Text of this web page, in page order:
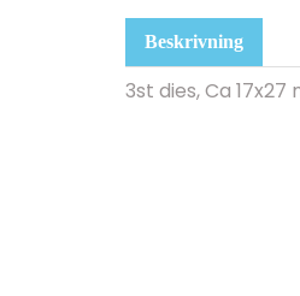
Beskrivning
3st dies, Ca 17x27